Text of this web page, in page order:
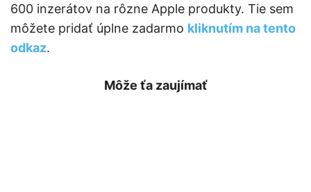
600 inzerátov na rôzne Apple produkty. Tie sem
môžete pridať úplne zadarmo kliknutím na tento
odkaz.
Môže ťa zaujímať